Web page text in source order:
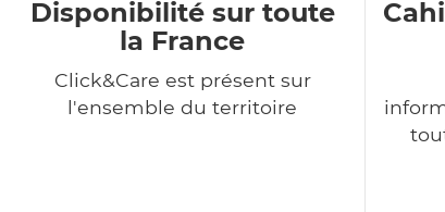
Disponibilité sur toute
la France
Click&Care est présent sur
l'ensemble du territoire